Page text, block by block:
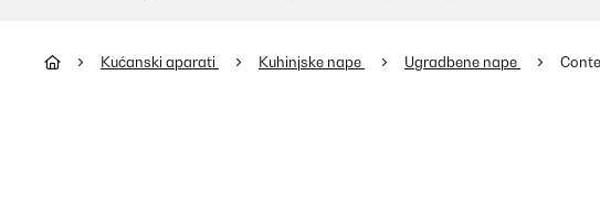
Kućanski aparati Kuhinjske nape Ugradbene nape